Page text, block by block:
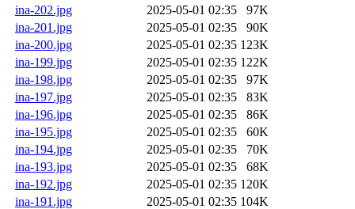
ina-202.jpg
2025-05-01 02:35
97K
ina-201.jpg
2025-05-01 02:35
90K
ina-200.jpg
2025-05-01 02:35 123K
ina-199.jpg
2025-05-01 02:35 122K
ina-198.jpg
2025-05-01 02:35
97K
ina-197.jpg
2025-05-01 02:35
83K
ina-196.jpg
2025-05-01 02:35
86K
ina-195.jpg
2025-05-01 02:35
60K
ina-194.jpg
2025-05-01 02:35
70K
ina-193.jpg
2025-05-01 02:35
68K
ina-192.jpg
2025-05-01 02:35 120K
ina-191.jpg
2025-05-01 02:35 104K